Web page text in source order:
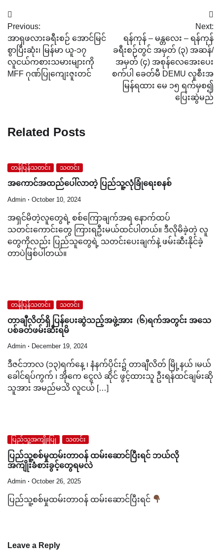
Post
navigation
Previous:
အာရှဖလားခရီးစဉ် အောင်မြင်
စွာပြီးဆုံး၊ မြန်မာ ယူ-၁၇
လူငယ်ကစားသမားများကို
MFF ဂုဏ်ပြုကျေးဇူးတင်
Next:
ရန်ကုန် – မန္တလေး – ရန်ကုန်
ခရီးစဉ်တွင် အမှတ် (၃) အဆန်/
အမှတ် (၄) အစုန်လေအေးပေး
စက်ပါ ခေတ်မီ DEMU လူစီးအ
မြန်ရထား မေ ၁၅ ရက်မှစ၍
ပြေးဆွဲမည်
Related Posts
တန်ပြန်သတင်း သတင်း
အကောင်အထည်ပေါ်လာတဲ့ ပြည်သူ့လုံခြုံရေးစနစ်
Admin October 10, 2024
အရှင်မိတဲ့လူတွေရဲ့ စစ်ကြောချက်အရ နောက်ထပ်
သတင်းကောင်းတွေ ကြားရဦးမယ်ထင်ပါတယ်။ ဒီလိုမိခဲ့တဲ့ လူ
တွေကိုလည်း ပြည်သူတွေရဲ့ သတင်းပေးချက်နဲ့ ဖမ်းဆီးနိုင်ခဲ့
တာပဲဖြစ်ပါတယ်။
တန်ပြန်သတင်း သတင်း
တာချီလိတ်ရှိ ပြန်ပေးဆွဲသည့်အဖွဲ့အား (၆)ရက်အတွင်း အသေ
ပစ်ခတ်ဖမ်းဆီးရမိ
Admin December 19, 2024
ဒီဇင်ဘာလ (၁၃)ရက်နေ့ ၊ နံနက်ပိုင်း၌ တာချီလိတ် မြို့နယ် ၊မယ်
ခေါင်ရပ်ကွက် ၊ အိုကေ ငွေလဲ ဆိုင် ဖွင့်ထားသူ ဦးရန်ထင်ချမ်းဆို
သူအား အမည်မသိ လူငယ် […]
ပြည်သူ့အကျိုးပြု သတင်း
ပြည်သူ့စစ်မှုထမ်းတာဝန် ထမ်းဆောင်ပြီးရင် ဘယ်လို
အကျိုးခံစားခွင့်တွေရမလဲ
Admin October 26, 2025
ပြည်သူ့စစ်မှုထမ်းတာဝန် ထမ်းဆောင်ပြီးရင်
Leave a Reply